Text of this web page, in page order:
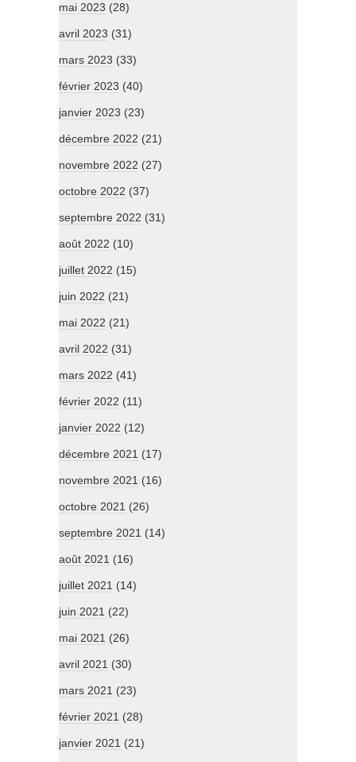
mai 2023 (28)
avril 2023 (31)
mars 2023 (33)
février 2023 (40)
janvier 2023 (23)
décembre 2022 (21)
novembre 2022 (27)
octobre 2022 (37)
septembre 2022 (31)
août 2022 (10)
juillet 2022 (15)
juin 2022 (21)
mai 2022 (21)
avril 2022 (31)
mars 2022 (41)
février 2022 (11)
janvier 2022 (12)
décembre 2021 (17)
novembre 2021 (16)
octobre 2021 (26)
septembre 2021 (14)
août 2021 (16)
juillet 2021 (14)
juin 2021 (22)
mai 2021 (26)
avril 2021 (30)
mars 2021 (23)
février 2021 (28)
janvier 2021 (21)